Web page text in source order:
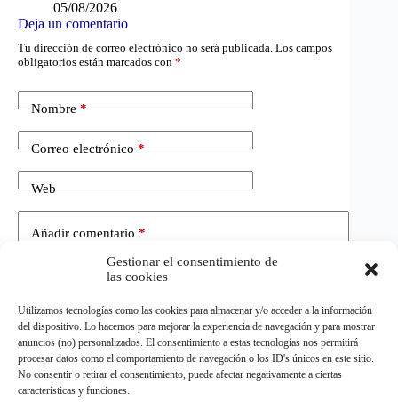
Gestionar el consentimiento de
las cookies
Utilizamos tecnologías como las cookies para almacenar y/o acceder a la información
del dispositivo. Lo hacemos para mejorar la experiencia de navegación y para mostrar
anuncios (no) personalizados. El consentimiento a estas tecnologías nos permitirá
procesar datos como el comportamiento de navegación o los ID's únicos en este sitio.
No consentir o retirar el consentimiento, puede afectar negativamente a ciertas
características y funciones.
05/08/2026
Deja un comentario
Tu dirección de correo electrónico no será publicada. Los campos
obligatorios están marcados con *
Nombre*
Correo electrónico*
Web
Añadir comentario *
Publicar el comentario